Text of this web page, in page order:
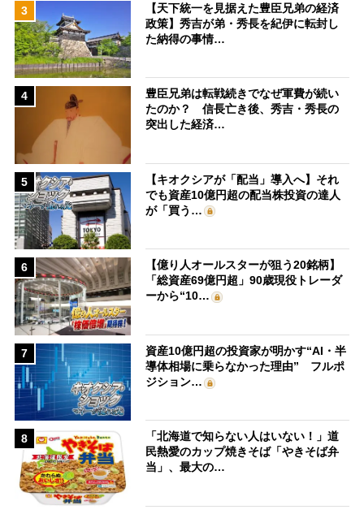
3
【天下統一を見据えた豊臣兄弟の経済
政策】秀吉が弟・秀長を紀伊に転封し
た納得の事情…
4
豊臣兄弟は転戦続きでなぜ軍費が続い
たのか？ 信長亡き後、秀吉・秀長の
突出した経済…
5
【キオクシアが「配当」導入へ】それ
でも資産10億円超の配当株投資の達人
が「買う…
6
【億り人オールスターが狙う20銘柄】
「総資産69億円超」90歳現役トレーダ
ーから“10…
7
資産10億円超の投資家が明かす“AI・半
導体相場に乗らなかった理由” フルポ
ジション…
8
「北海道で知らない人はいない！」道
民熱愛のカップ焼きそば「やきそば弁
当」、最大の…